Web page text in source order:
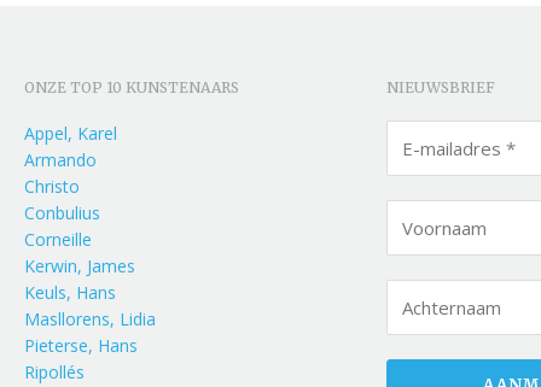
ONZE TOP 10 KUNSTENAARS
Appel, Karel
Armando
Christo
Conbulius
Corneille
Kerwin, James
Keuls, Hans
Masllorens, Lidia
Pieterse, Hans
Ripollés
NIEUWSBRIEF